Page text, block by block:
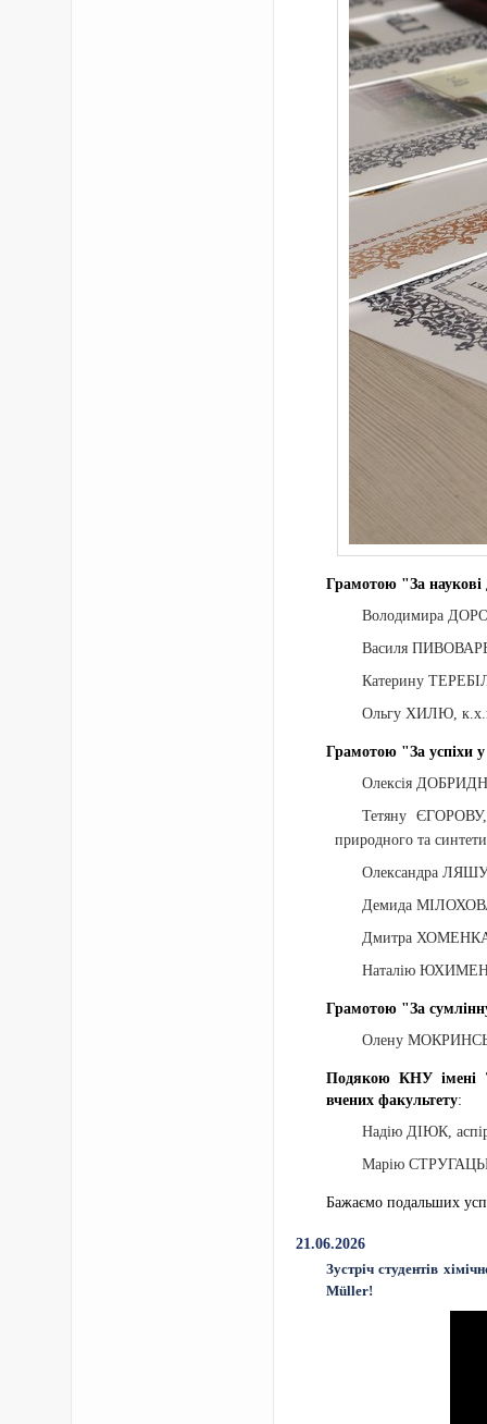
Грамотою "За науковi
Володимира
Василя
Катерину
Ольгу ХИЛЮ,
Грамотою "За успіхи у
Олексія
Тетяну ЄГОРОВУ,
природного та
Олександра
Демида МIЛОХОВА,
Дмитра ХОМЕНКА,
Наталію
Грамотою "За
Олену
Подякою КНУ імені
вчених факультету:
Надію ДІЮК,
Марію
Бажаємо подальших
21.06.2026
Зустріч студентів
Müller!